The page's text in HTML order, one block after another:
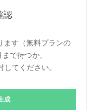
認
ます（無料プランの
で待つか、
てください。
成